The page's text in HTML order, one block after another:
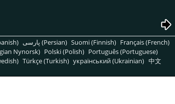
پارسی (Persian) Suomi (Finnish) Français (French)
Nynorsk) Polski (Polish) Português (Portuguese)
Türkçe (Turkish) український (Ukrainian) 中文